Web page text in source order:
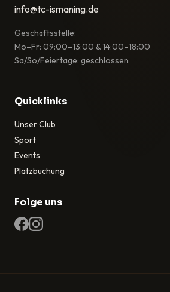
info@tc-ismaning.de
Geschäftsstelle:
Mo–Fr: 09:00–13:00 & 14:00–18:00
Sa/So/Feiertage: geschlossen
Quicklinks
Unser Club
Sport
Events
Platzbuchung
Folge uns